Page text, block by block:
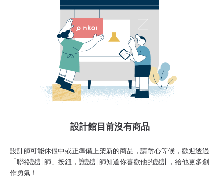
設計館目前沒有商品
設計師可能休假中或正準備上架新的商品，請耐心等候，歡迎透過
「聯絡設計師」按鈕，讓設計師知道你喜歡他的設計，給他更多創
作勇氣！